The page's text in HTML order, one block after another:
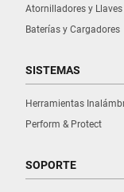
Atornilladores y
Baterías y Cargadores
SISTEMAS
Herramientas
Perform & Protect
SOPORTE